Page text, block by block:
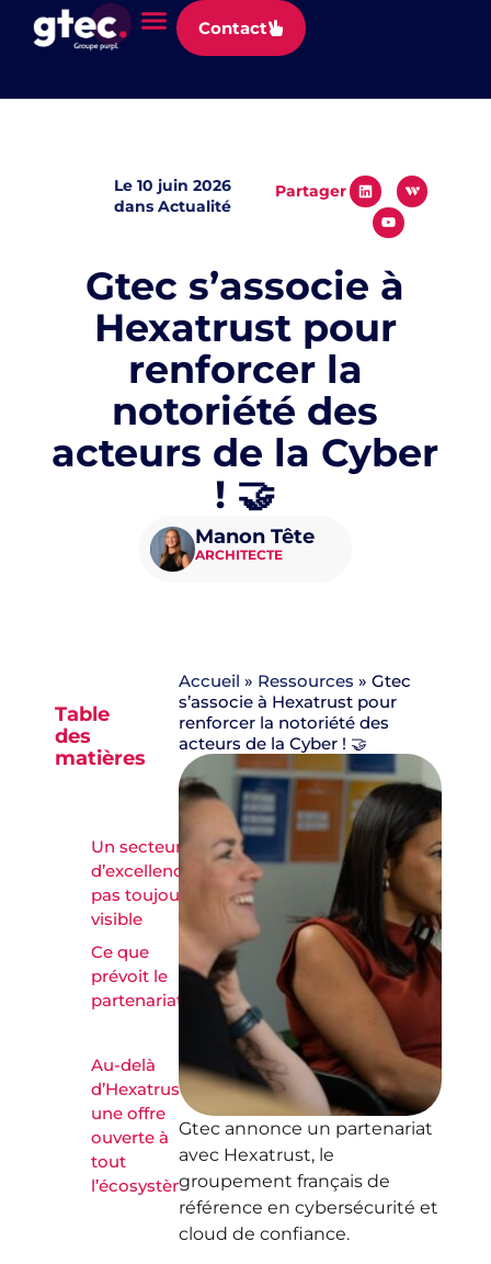
Panneau de gestion des cookies
Contact
Le10 juin 2026
dansActualité
Partager
Gtec s’associe à
Hexatrust pour
renforcer la
notoriété des
acteurs de la Cyber
! 🤝
Manon Tête
ARCHITECTE
Table
des
matières
Un secteur
d’excellence…
pas toujours
visible
Ce que
prévoit le
partenariat
Au-delà
d’Hexatrust :
une offre
ouverte à
tout
l’écosystème
Accueil » Ressources »Gtec
s’associe à Hexatrust pour
renforcer la notoriété des
acteurs de la Cyber ! 🤝
Gtec annonce un partenariat
avec Hexatrust, le
groupement français de
référence en cybersécurité et
cloud de confiance.